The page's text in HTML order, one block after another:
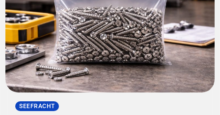
SEEFRACHT